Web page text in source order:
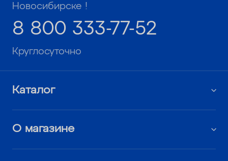
Новосибирске !
8 800 333-77-52
Круглосуточно
Каталог
О магазине